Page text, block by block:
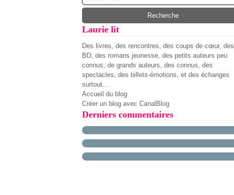
Laurie lit
Des livres, des rencontres, des coups de cœur, des
BD, des romans jeunesse, des petits auteurs peu
connus, de grands auteurs, des connus, des
spectacles, des billets-émotions, et des échanges
surtout...
Accueil du blog
Créer un blog avec CanalBlog
Derniers commentaires